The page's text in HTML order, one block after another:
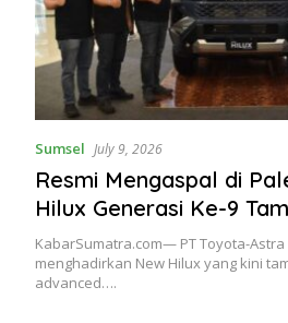
Sumsel July 9, 2026
Resmi Mengaspal di
Hilux Generasi Ke-9
Tangguh
KabarSumatra.com— PT Toyota-Astra
menghadirkan New Hilux yang kini
advanced….